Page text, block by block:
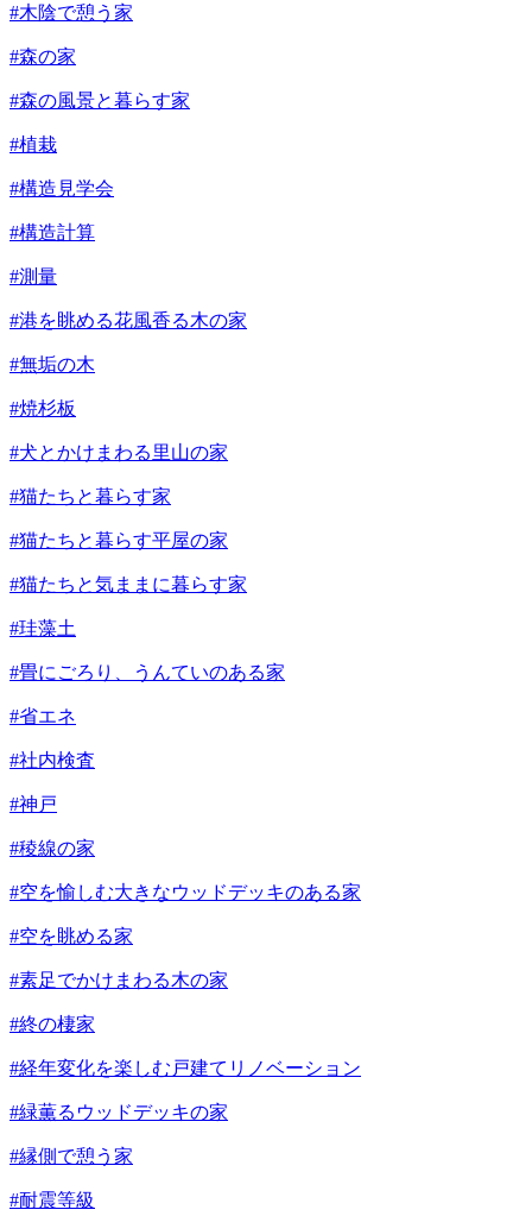
#木陰で憩う家
#森の家
#森の風景と暮らす家
#植栽
#構造見学会
#構造計算
#測量
#港を眺める花風香る木の家
#無垢の木
#焼杉板
#犬とかけまわる里山の家
#猫たちと暮らす家
#猫たちと暮らす平屋の家
#猫たちと気ままに暮らす家
#珪藻土
#畳にごろり、うんていのある家
#省エネ
#社内検査
#神戸
#稜線の家
#空を愉しむ大きなウッドデッキのある家
#空を眺める家
#素足でかけまわる木の家
#終の棲家
#経年変化を楽しむ戸建てリノベーション
#緑薫るウッドデッキの家
#縁側で憩う家
#耐震等級